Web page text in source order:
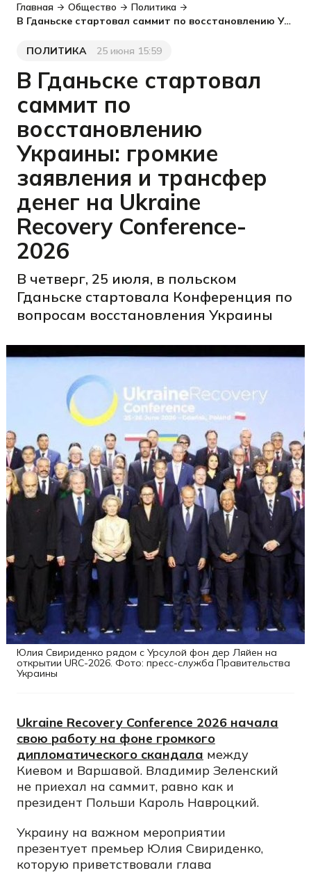
Главная Общество
Политика
В Гданьске стартовал саммит по восстановлению Украины: громкие заявления и трансфер денег на Ukraine Recovery Conference-2026
Категория
ПОЛИТИКА
Дата публикации
25 июня 15:59
В Гданьске стартовал
саммит по
восстановлению
Украины: громкие
заявления и трансфер
денег на Ukraine
Recovery Conference-
2026
В четверг, 25 июля, в польском
Гданьске стартовала Конференция по
вопросам восстановления Украины
Юлия Свириденко рядом с Урсулой фон дер Ляйен на
открытии URC-2026. Фото: пресс-служба Правительства
Украины
Ukraine Recovery Conference 2026 начала
свою работу на фоне громкого
дипломатического скандала между
Киевом и Варшавой. Владимир Зеленский
не приехал на саммит, равно как и
президент Польши Кароль Навроцкий.
Украину на важном мероприятии
презентует премьер Юлия Свириденко,
которую приветствовали глава